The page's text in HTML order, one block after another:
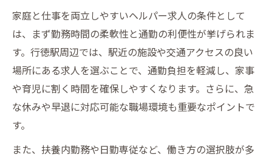
家庭と仕事を両立しやすいヘルパー求人の条件として
は、まず勤務時間の柔軟性と通勤の利便性が挙げられま
す。行徳駅周辺では、駅近の施設や交通アクセスの良い
場所にある求人を選ぶことで、通勤負担を軽減し、家事
や育児に割く時間を確保しやすくなります。さらに、急
な休みや早退に対応可能な職場環境も重要なポイントで
す。
また、扶養内勤務や日勤専従など、働き方の選択肢が多